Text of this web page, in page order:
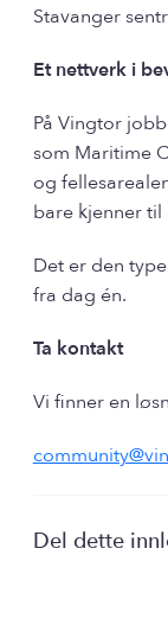
Stavanger
Et nettverk i
På Vingtor
som Maritime
og
bare kjenner til
Det er den
fra dag én.
Ta kontakt
Vi finner en
Del dette